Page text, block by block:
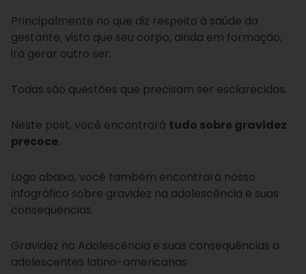
Principalmente no que diz respeito à saúde da
gestante, visto que seu corpo, ainda em formação,
irá gerar outro ser.
Todas são questões que precisam ser esclarecidas.
Neste post, você encontrará tudo sobre gravidez
precoce.
Logo abaixo, você também encontrará nosso
infográfico sobre gravidez na adolescência e suas
consequências.
Gravidez na Adolescência e suas consequências a
adolescentes latino-americanas